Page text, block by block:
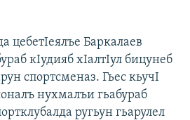
цебетIеялъе Баркалаев
кIудияб хIалтIул бицунеб
спортсменаз. Гьес кьучI
нухмалъи гьабураб
ругьун гьарулел